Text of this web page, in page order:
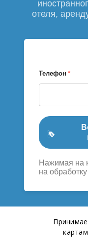
отеля,
Телефон *
Нажимая на
на обработку